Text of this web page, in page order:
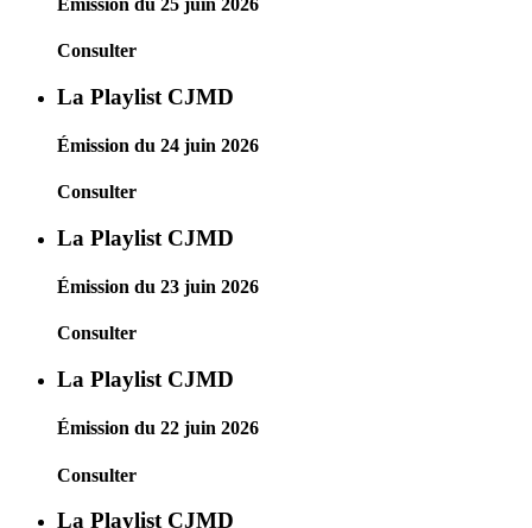
Consulter
La Playlist CJMD
Émission du 24 juin 2026
Consulter
La Playlist CJMD
Émission du 23 juin 2026
Consulter
La Playlist CJMD
Émission du 22 juin 2026
Consulter
La Playlist CJMD